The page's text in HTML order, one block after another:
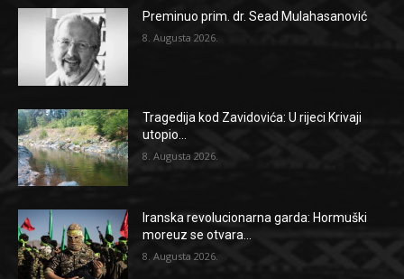
Preminuo prim. dr. Sead Mulahasanović
8. Augusta 2026.
Tragedija kod Zavidovića: U rijeci Krivaji
utopio...
8. Augusta 2026.
Iranska revolucionarna garda: Hormuški
moreuz se otvara...
8. Augusta 2026.